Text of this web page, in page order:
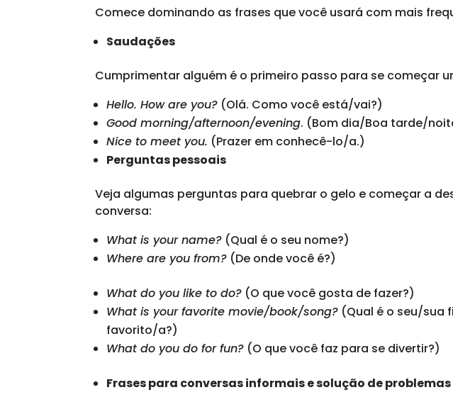
Comece dominando as frases que você usará com mais
Saudações
Cumprimentar alguém é o primeiro passo para se começar
Hello. How are you? (Olá. Como você está/vai?)
Good morning/afternoon/evening. (Bom dia/Boa tarde/
Nice to meet you. (Prazer em conhecê-lo/a.)
Perguntas pessoais
Veja algumas perguntas para quebrar o gelo e começar a
conversa:
What is your name? (Qual é o seu nome?)
Where are you from? (De onde você é?)
What do you like to do? (O que você gosta de fazer?)
What is your favorite movie/book/song? (Qual é o seu/sua
favorito/a?)
What do you do for fun? (O que você faz para se divertir?)
Frases para conversas informais e solução de problemas